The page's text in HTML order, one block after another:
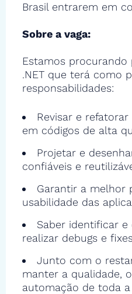
Brasil entrarem em
Sobre a vaga:
Estamos procurando
.NET que terá como
responsabilidades:
Revisar e
em códigos de alta
Projetar e
confiáveis e
Garantir a melhor
usabilidade das
Saber identificar e
realizar debugs e
Junto com o
manter a qualidade,
automação de toda